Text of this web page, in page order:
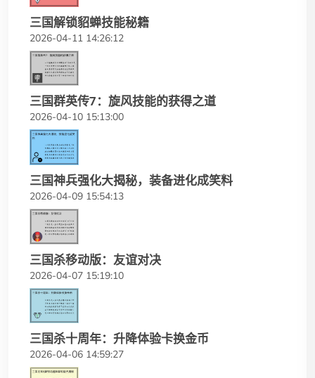
三国解锁貂蝉技能秘籍
2026-04-11 14:26:12
三国群英传7：旋风技能的获得之道
2026-04-10 15:13:00
三国神兵强化大揭秘，装备进化成笑料
2026-04-09 15:54:13
三国杀移动版：友谊对决
2026-04-07 15:19:10
三国杀十周年：升降体验卡换金币
2026-04-06 14:59:27